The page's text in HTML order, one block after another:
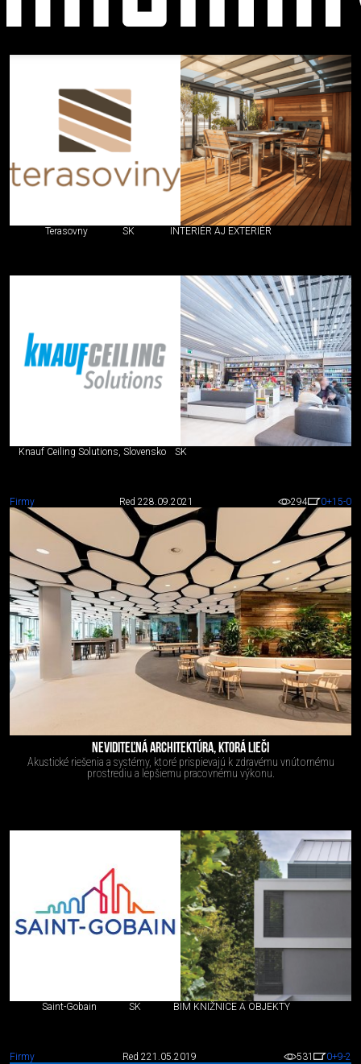
Terasovny SK INTERIÉR AJ EXTERIÉR
Knauf Ceiling Solutions, Slovensko SK
Firmy Red 228.09.2021 294 0+15-0
NEVIDITEĽNÁ ARCHITEKTÚRA, KTORÁ LIEČI
Akustické riešenia a systémy, ktoré prispievajú k zdravému vnútornému
prostrediu a lepšiemu pracovnému výkonu.
Saint-Gobain SK BIM KNIŽNICE A OBJEKTY
Firmy Red 221.05.2019 531 0+9-2